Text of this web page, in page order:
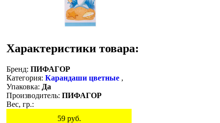
Характеристики товара:
Бренд: ПИФАГОР
Категория: Карандаши цветные ,
Упаковка: Да
Производитель: ПИФАГОР
Вес, гр.:
59руб.